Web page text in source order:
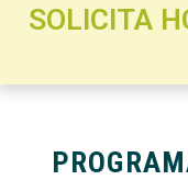
SOLICITA